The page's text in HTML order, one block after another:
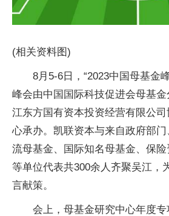
(相关资料图)
8月5-6日，“2023中国母基金
峰会由中国国际科技促进会母基
江东方国有资本投资经营有限公
心承办。凯联资本与来自政府部
流母基金、国际知名母基金、保
等单位代表共300余人齐聚吴江，
言献策。
会上，母基金研究中心年度